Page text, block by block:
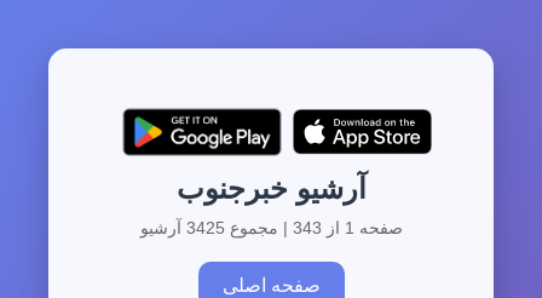
آرشیو خبرجنوب
صفحه 1 از 343 | مجموع 3425 آرشیو
صفحه اصلی